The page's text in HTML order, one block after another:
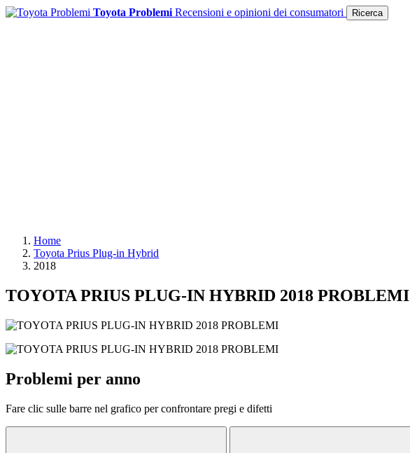
Toyota Problemi Recensioni e opinioni dei consumatori Ricerca
Home
Toyota Prius Plug-in Hybrid
2018
TOYOTA PRIUS PLUG-IN HYBRID 2018 PROBLEMI
Problemi per anno
Fare clic sulle barre nel grafico per confrontare pregi e difetti